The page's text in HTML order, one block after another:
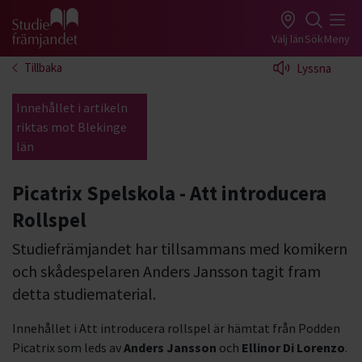
Gå till studiefrämjandets startsida Välj länSökMeny
Tillbaka Lyssna
Innehållet i artikeln
riktas mot Blekinge
län
Picatrix Spelskola - Att introducera
Rollspel
Studiefrämjandet har tillsammans med komikern
och skådespelaren Anders Jansson tagit fram
detta studiematerial.
Innehållet i Att introducera rollspel är hämtat från Podden
Picatrix som leds avAnders Jansson och Ellinor Di Lorenzo.